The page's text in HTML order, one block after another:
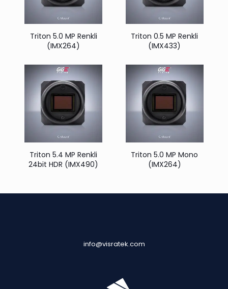
Triton 5.0 MP Renkli
(IMX264)
Triton 0.5 MP Renkli
(IMX433)
Triton 5.4 MP Renkli
24bit HDR (IMX490)
Triton 5.0 MP Mono
(IMX264)
info@visratek.com